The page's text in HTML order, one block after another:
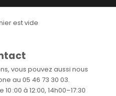
est vide
vous pouvez aussi nous
au 05 46 73 30 03.
:00 à 12:00, 14h00–17:30